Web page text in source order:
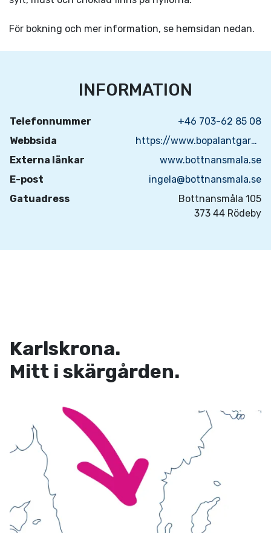
För bokning och mer information, se hemsidan nedan.
INFORMATION
Telefonnummer
+46 703-62 85 08
Webbsida
https://www.bopalantgard.se/gardar/bottnansmala-gard/
Externa länkar
www.bottnansmala.se
E-post
ingela@bottnansmala.se
Gatuadress
Bottnansmåla 105
373 44 Rödeby
Karlskrona.
Mitt i skärgården.